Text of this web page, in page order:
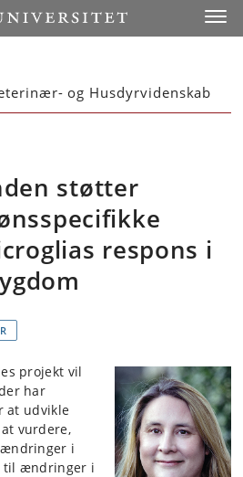
og Husdyrvidenskab
støtter
respons i
projekt vil
har
at udvikle
vurdere,
ændringer i
til ændringer i